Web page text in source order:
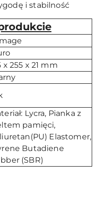
i stabilność
x 255 x 21 mm
Lycra, Pianka z
pamięci,
Elastomer,
Butadiene
(SBR)